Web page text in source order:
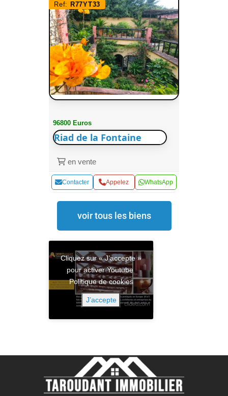
Ref: R77YT33
96800 Euros
Riad de la Fontaine
en vente
Contacter Appelez WhatsApp
voir tous les biens
Cliquez sur « J’accepte »
pour activer Youtube
Politique de cookies
J’accepte